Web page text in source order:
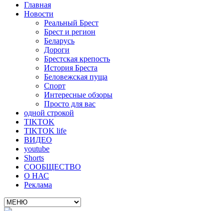
Главная
Новости
Реальный Брест
Брест и регион
Беларусь
Дороги
Брестская крепость
История Бреста
Беловежская пуща
Спорт
Интересные обзоры
Просто для вас
одной строкой
TIKTOK
TIKTOK life
ВИДЕО
youtube
Shorts
СООБЩЕСТВО
О НАС
Реклама